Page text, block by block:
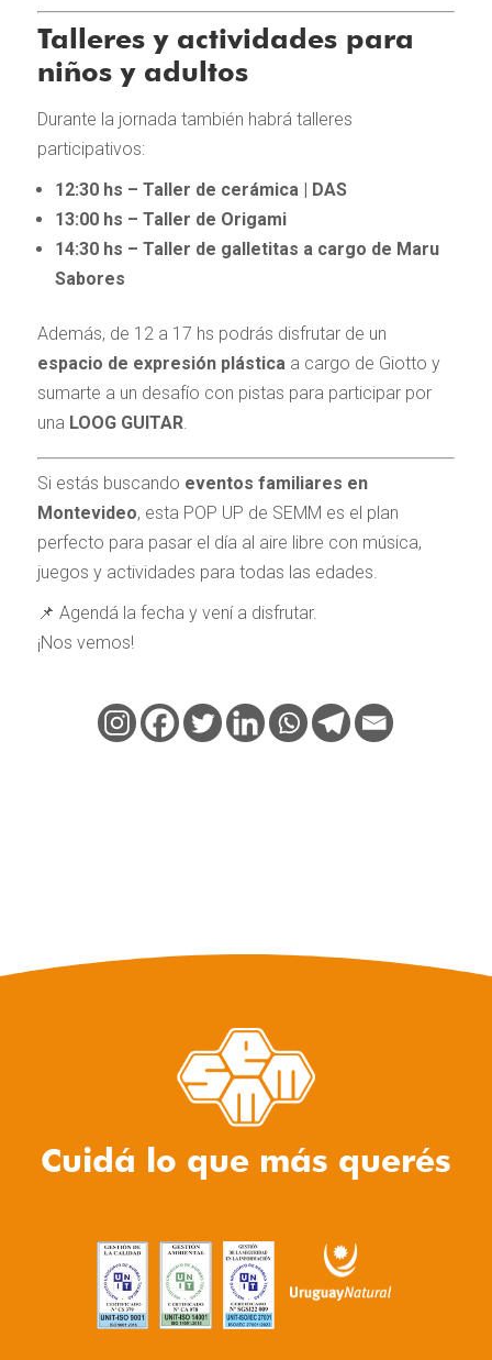
Talleres y actividades para
niños y adultos
Durante la jornada también habrá talleres
participativos:
12:30 hs – Taller de cerámica | DAS
13:00 hs – Taller de Origami
14:30 hs – Taller de galletitas a cargo de Maru
Sabores
Además, de 12 a 17 hs podrás disfrutar de un
espacio de expresión plástica a cargo de Giotto y
sumarte a un desafío con pistas para participar por
una LOOG GUITAR.
Si estás buscando eventos familiares en
Montevideo, esta POP UP de SEMM es el plan
perfecto para pasar el día al aire libre con música,
juegos y actividades para todas las edades.
📌 Agendá la fecha y vení a disfrutar.
¡Nos vemos!
Cuidá lo que más querés